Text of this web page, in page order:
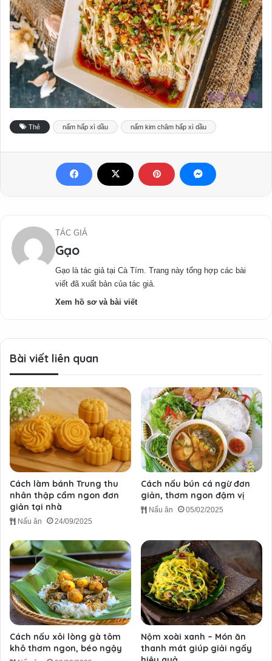
Thẻ nấm hấp xì dầu nấm kim châm hấp xì dầu
TÁC GIẢ
Gạo
Gạo là tác giả tại Cà Tím. Trang này tổng hợp các bài
viết đã xuất bản của tác giả.
Xem hồ sơ và bài viết
Bài viết liên quan
Cách làm bánh Trung thu
nhân thập cẩm ngon đơn
giản tại nhà
Nấu ăn 24/09/2025
Cách nấu bún cá ngừ đơn
giản, thơm ngon đậm vị
Nấu ăn 05/02/2025
Cách nấu xôi lòng gà tôm
khô thơm ngon, béo ngậy
Nộm xoài xanh – Món ăn
thanh mát giúp giải ngấy